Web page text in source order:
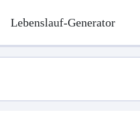
Lebenslauf-Generator